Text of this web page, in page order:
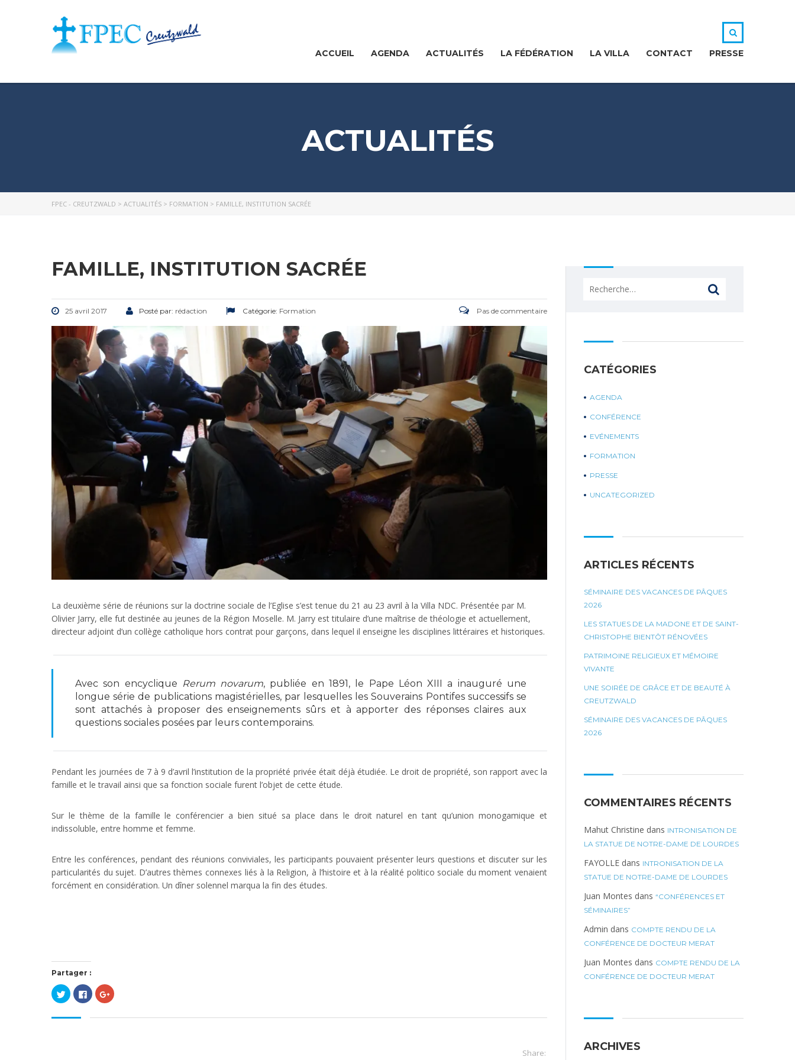
ACCUEIL AGENDA ACTUALITÉS LA FÉDÉRATION LA VILLA CONTACT PRESSE
ACTUALITÉS
FPEC - CREUTZWALD > ACTUALITÉS > FORMATION > FAMILLE, INSTITUTION SACRÉE
FAMILLE, INSTITUTION SACRÉE
25 avril 2017 Posté par: rédaction Catégorie: Formation Pas de commentaire
La deuxième série de réunions sur la doctrine sociale de l’Eglise s’est tenue du 21 au 23 avril à la Villa NDC. Présentée par M.
Olivier Jarry, elle fut destinée au jeunes de la Région Moselle. M. Jarry est titulaire d’une maîtrise de théologie et actuellement,
directeur adjoint d’un collège catholique hors contrat pour garçons, dans lequel il enseigne les disciplines littéraires et historiques.
Avec son encyclique Rerum novarum, publiée en 1891, le Pape Léon XIII a inauguré une
longue série de publications magistérielles, par lesquelles les Souverains Pontifes successifs se
sont attachés à proposer des enseignements sûrs et à apporter des réponses claires aux
questions sociales posées par leurs contemporains.
Pendant les journées de 7 à 9 d’avril l’institution de la propriété privée était déjà étudiée. Le droit de propriété, son rapport avec la
famille et le travail ainsi que sa fonction sociale furent l’objet de cette étude.
Sur le thème de la famille le conférencier a bien situé sa place dans le droit naturel en tant qu’union monogamique et
indissoluble, entre homme et femme.
Entre les conférences, pendant des réunions conviviales, les participants pouvaient présenter leurs questions et discuter sur les
particularités du sujet. D’autres thèmes connexes liés à la Religion, à l’histoire et à la réalité politico sociale du moment venaient
forcément en considération. Un dîner solennel marqua la fin des études.
Partager :
Cliquez
pour
partager
Twitter(ouvre
Cliquez
pour
partager
Facebook(ouvre
Cliquez
pour
Google+
Share:
Rechercher :
CATÉGORIES
AGENDA
CONFÉRENCE
EVÉNEMENTS
FORMATION
PRESSE
UNCATEGORIZED
ARTICLES RÉCENTS
SÉMINAIRE DES VACANCES DE PÂQUES
2026
LES STATUES DE LA MADONE ET DE SAINT-
CHRISTOPHE BIENTÔT RÉNOVÉES
PATRIMOINE RELIGIEUX ET MÉMOIRE
VIVANTE
UNE SOIRÉE DE GRÂCE ET DE BEAUTÉ À
CREUTZWALD
SÉMINAIRE DES VACANCES DE PÂQUES
2026
COMMENTAIRES RÉCENTS
Mahut Christine dans INTRONISATION DE
LA STATUE DE NOTRE-DAME DE LOURDES
FAYOLLE dans INTRONISATION DE LA
STATUE DE NOTRE-DAME DE LOURDES
Juan Montes dans “CONFÉRENCES ET
SÉMINAIRES”
Admin dans COMPTE RENDU DE LA
CONFÉRENCE DE DOCTEUR MERAT
Juan Montes dans COMPTE RENDU DE LA
CONFÉRENCE DE DOCTEUR MERAT
ARCHIVES